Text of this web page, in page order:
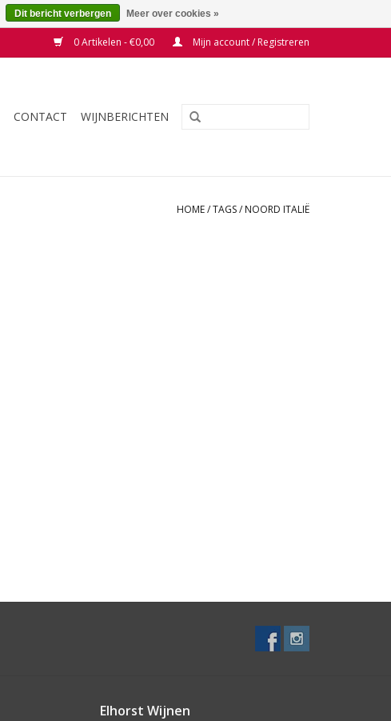
0 Artikelen - €0,00 Mijn account / Registreren
CONTACT WIJNBERICHTEN
HOME/TAGS/ NOORD ITALIË
Elhorst Wijnen
Dit bericht verbergen Meer over cookies »